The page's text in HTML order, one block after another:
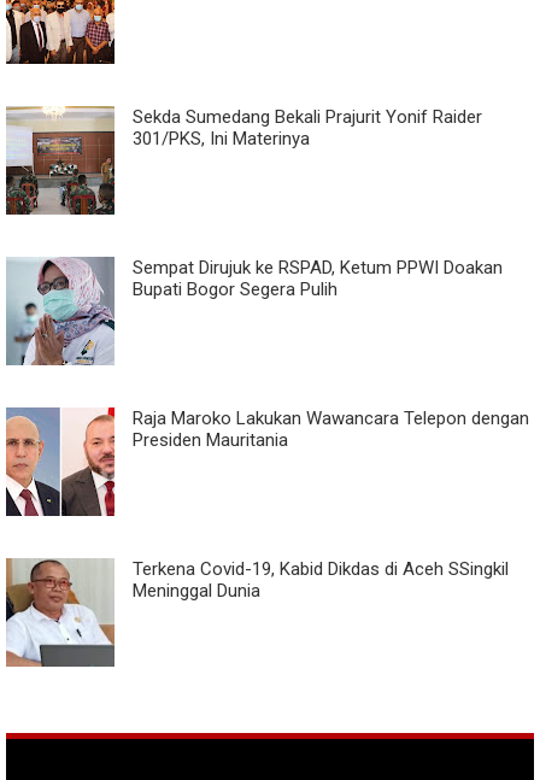
Sekda Sumedang Bekali Prajurit Yonif Raider
301/PKS, Ini Materinya
Sempat Dirujuk ke RSPAD, Ketum PPWI Doakan
Bupati Bogor Segera Pulih
Raja Maroko Lakukan Wawancara Telepon dengan
Presiden Mauritania
Terkena Covid-19, Kabid Dikdas di Aceh SSingkil
Meninggal Dunia